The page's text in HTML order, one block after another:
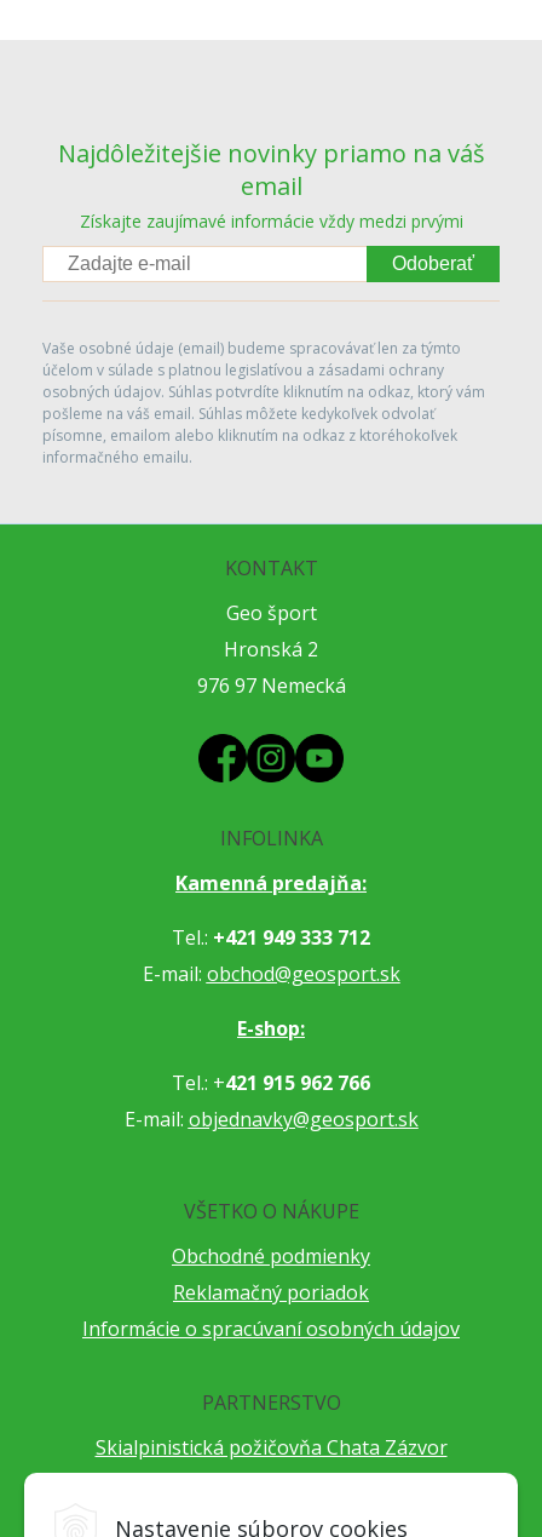
Nastavenie súborov cookies
Najdôležitejšie novinky priamo na váš
email
Získajte zaujímavé informácie vždy medzi prvými
Odoberať
Vaše osobné údaje (email) budeme spracovávať len za týmto
účelom v súlade s platnou legislatívou a zásadami ochrany
osobných údajov. Súhlas potvrdíte kliknutím na odkaz, ktorý vám
pošleme na váš email. Súhlas môžete kedykoľvek odvolať
písomne, emailom alebo kliknutím na odkaz z ktoréhokoľvek
informačného emailu.
KONTAKT
Geo šport
Hronská 2
976 97 Nemecká
INFOLINKA
Kamenná predajňa:
Tel.: +421 949 333 712
E-mail: obchod@geosport.sk
E-shop:
Tel.: +421 915 962 766
E-mail: objednavky@geosport.sk
VŠETKO O NÁKUPE
Obchodné podmienky
Reklamačný poriadok
Informácie o spracúvaní osobných údajov
PARTNERSTVO
Skialpinistická požičovňa Chata Zázvor
Cestovateľský festival Cestou necestou